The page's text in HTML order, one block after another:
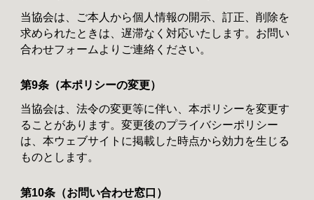
当協会は、ご本人から個人情報の開示、訂正、削除を
求められたときは、遅滞なく対応いたします。お問い
合わせフォームよりご連絡ください。
第9条（本ポリシーの変更）
当協会は、法令の変更等に伴い、本ポリシーを変更す
ることがあります。変更後のプライバシーポリシー
は、本ウェブサイトに掲載した時点から効力を生じる
ものとします。
第10条（お問い合わせ窓口）